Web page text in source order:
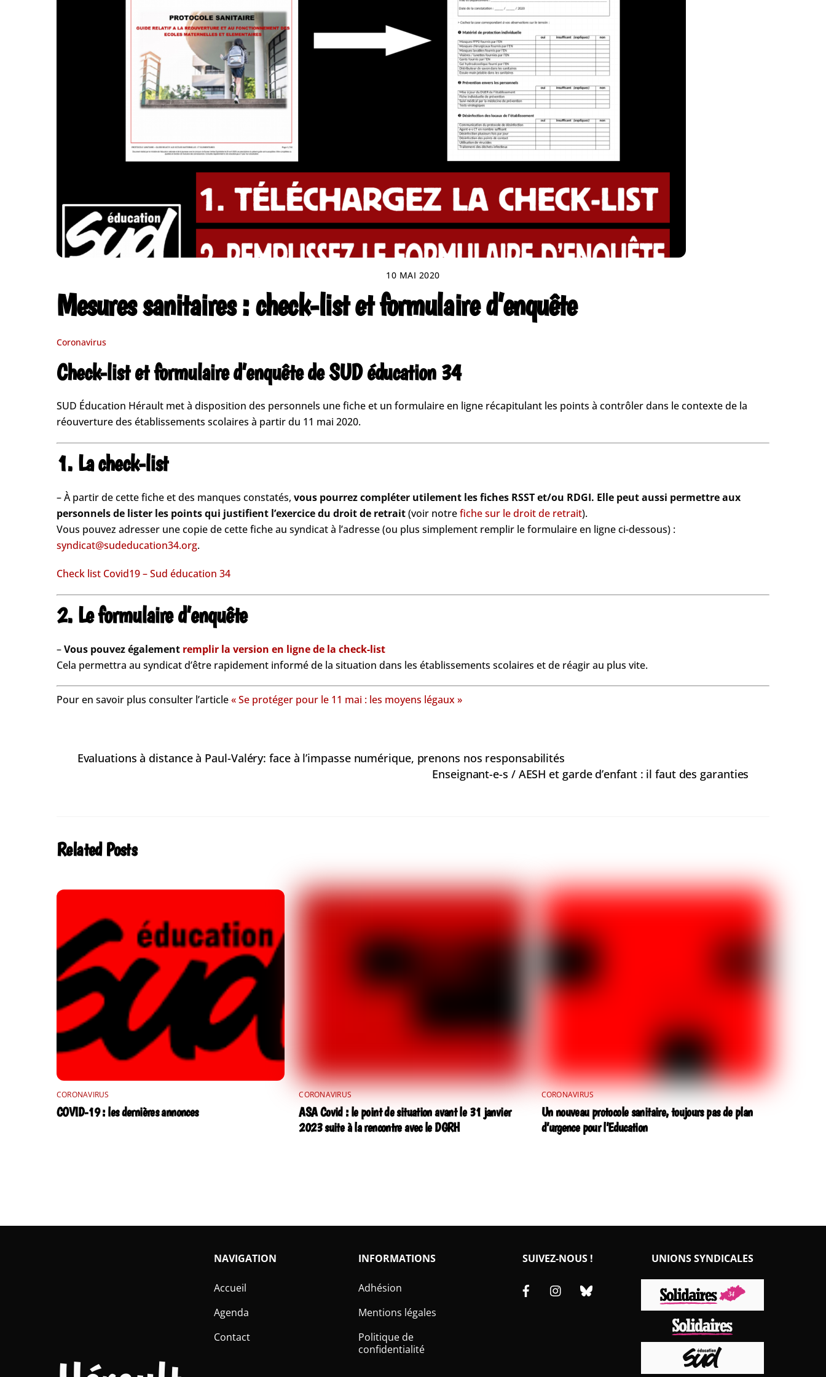
10 MAI 2020
Mesures sanitaires : check-list et formulaire d’enquête
Coronavirus
Check-list et formulaire d’enquête de SUD éducation 34
SUD Éducation Hérault met à disposition des personnels une fiche et un formulaire en ligne récapitulant les points à contrôler dans le contexte de la
réouverture des établissements scolaires à partir du 11 mai 2020.
1. La check-list
– À partir de cette fiche et des manques constatés, vous pourrez compléter utilement les fiches RSST et/ou RDGI. Elle peut aussi permettre aux
personnels de lister les points qui justifient l’exercice du droit de retrait(voir notrefiche sur le droit de retrait).
Vous pouvez adresser une copie de cette fiche au syndicat à l’adresse (ou plus simplement remplir le formulaire en ligne ci-dessous) :
syndicat@sudeducation34.org.
Check list Covid19 – Sud éducation 34
2. Le formulaire d’enquête
–Vous pouvez également remplir la version en ligne de la check-list
Cela permettra au syndicat d’être rapidement informé de la situation dans les établissements scolaires et de réagir au plus vite.
Pour en savoir plus consulter l’article« Se protéger pour le 11 mai : les moyens légaux »
Evaluations à distance à Paul-Valéry: face à l’impasse numérique, prenons nos responsabilités
Enseignant-e-s / AESH et garde d’enfant : il faut des garanties
Related Posts
CORONAVIRUS
COVID-19 : les dernières annonces
CORONAVIRUS
ASA Covid : le point de situation avant le 31 janvier
2023 suite à la rencontre avec le DGRH
CORONAVIRUS
Un nouveau protocole sanitaire, toujours pas de plan
d’urgence pour l’Education
NAVIGATION
Accueil
Agenda
Contact
INFORMATIONS
Adhésion
Mentions légales
Politique de
confidentialité
SUIVEZ-NOUS !
FacebookInstagram
UNIONS SYNDICALES